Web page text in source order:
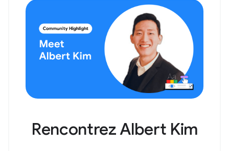
Rencontrez Albert Kim